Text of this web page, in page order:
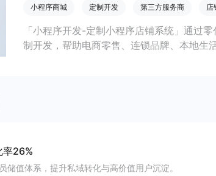
小程序商城 定制开发 第三方服务商 店
「小程序开发-定制小程序店铺系统」通过
制开发，帮助电商零售、连锁品牌、本地生
率26%
储值体系，提升私域转化与高价值用户沉淀。